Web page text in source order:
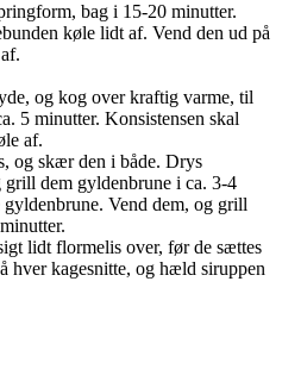
bag i 15-20 minutter.
køle lidt af. Vend den ud på
og kog over kraftig varme, til
5 minutter. Konsistensen skal
af.
og skær den i både. Drys
grill dem gyldenbrune i ca. 3-4
Vend dem, og grill
lidt flormelis over, før de sættes
hver kagesnitte, og hæld siruppen